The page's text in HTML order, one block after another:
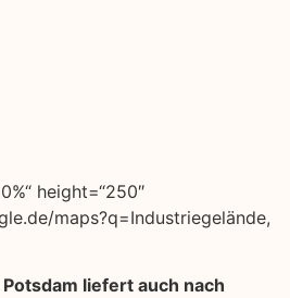
height=“250″
maps?q=Industriegelände,
liefert auch nach